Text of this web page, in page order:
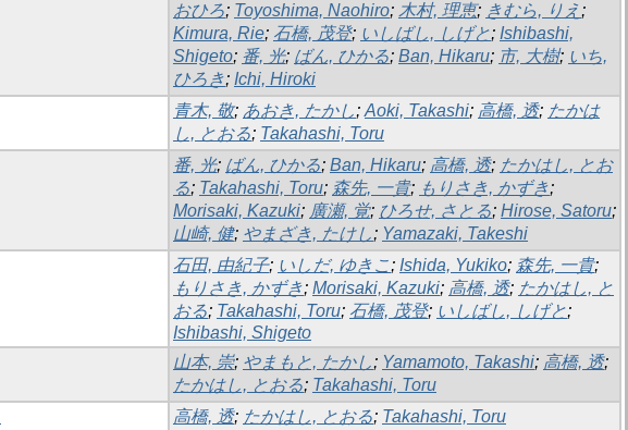
おひろ; Toyoshima, Naohiro; 木村, 理恵; きむら, りえ;
Kimura, Rie; 石橋, 茂登; いしばし, しげと; Ishibashi,
Shigeto; 番, 光; ばん, ひかる; Ban, Hikaru; 市, 大樹; いち,
ひろき; Ichi, Hiroki
青木, 敬; あおき, たかし; Aoki, Takashi; 高橋, 透; たかは
し, とおる; Takahashi, Toru
番, 光; ばん, ひかる; Ban, Hikaru; 高橋, 透; たかはし, とお
る; Takahashi, Toru; 森先, 一貴; もりさき, かずき;
Morisaki, Kazuki; 廣瀬, 覚; ひろせ, さとる; Hirose, Satoru;
山崎, 健; やまざき, たけし; Yamazaki, Takeshi
石田, 由紀子; いしだ, ゆきこ; Ishida, Yukiko; 森先, 一貴;
もりさき, かずき; Morisaki, Kazuki; 高橋, 透; たかはし, と
おる; Takahashi, Toru; 石橋, 茂登; いしばし, しげと;
Ishibashi, Shigeto
山本, 崇; やまもと, たかし; Yamamoto, Takashi; 高橋, 透;
たかはし, とおる; Takahashi, Toru
高橋, 透; たかはし, とおる; Takahashi, Toru